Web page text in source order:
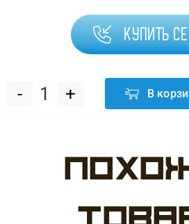
Купить
Количество
Шар
В